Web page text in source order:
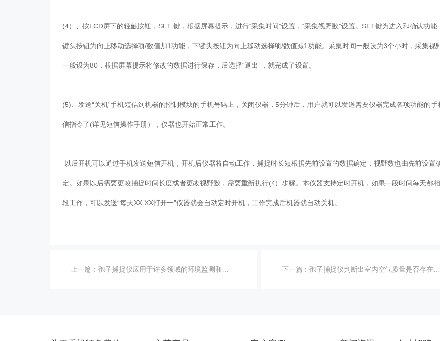
(4）、按LCD屏下的轻触按钮，SET 键，根据屏幕提示，进行“采集时间”设置，“采集视野数”设置。SET键为进入和确认功能
键头按钮为向上移动选择项/数值加1功能，下键头按钮为向上移动选择项/数值减1功能。采集时间一般设为3个小时，采集视
一般设为80，根据屏幕提示将修改的数据进行保存，后选择“退出”，就完成了设置。
(5)、发送“关机”手机短信到机器的控制模块的手机号码上，关闭仪器，5分钟后，用户就可以发送需要仪器完成各项功能的
信指令了(详见短信操作手册），仪器也开始正常工作。
以后开机可以通过手机发送短信开机，开机后仪器将自动工作，捕捉时长短根据先前设置的数据确定，视野数也由先前设置
定。如果以后需要更改捕捉时间长度或者更改视野数，需要重新执行(4）步骤。本仪器支持定时开机，如果一段时间每天都
段工作，可以发送“每天XX:XX打开一”仪器就会自动定时开机，工作完成后机器就自动关机。
上一篇：孢子捕捉仪应用于许多领域的环境监测和科学研究 下一篇： 孢子捕捉仪判断出室内空气质量是否存在问题